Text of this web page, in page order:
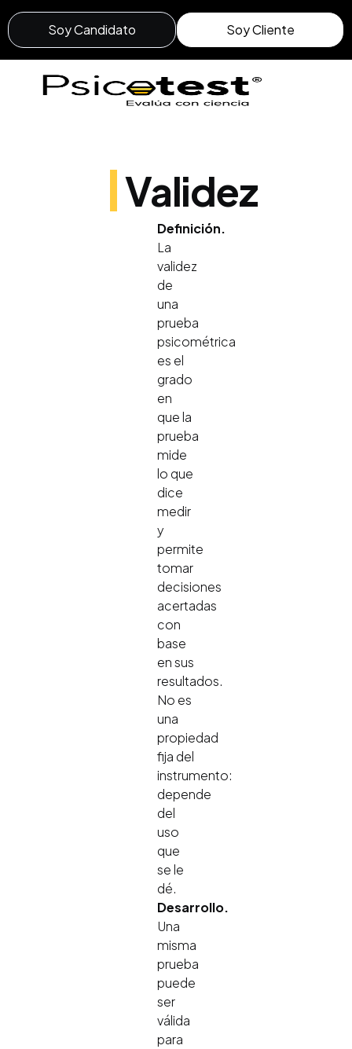
Soy Candidato Soy Cliente
Validez
Definición.
La
validez
de
una
prueba
psicométrica
es el
grado
en
que la
prueba
mide
lo que
dice
medir
y
permite
tomar
decisiones
acertadas
con
base
en sus
resultados.
No es
una
propiedad
fija del
instrumento:
depende
del
uso
que
se le
dé.
Desarrollo.
Una
misma
prueba
puede
ser
válida
para